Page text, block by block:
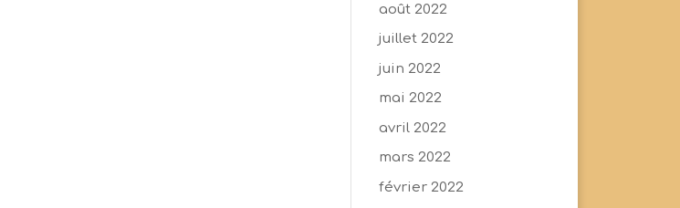
août 2022
juillet 2022
juin 2022
mai 2022
avril 2022
mars 2022
février 2022